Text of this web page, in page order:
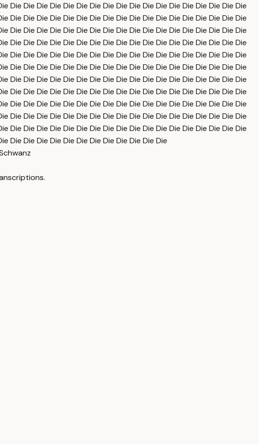
Die Die Die Die Die Die Die Die Die Die Die Die Die Die Die Die Die Die
Die Die Die Die Die Die Die Die Die Die Die Die Die Die Die Die Die Die
Die Die Die Die Die Die Die Die Die Die Die Die Die Die Die Die Die Die
Die Die Die Die Die Die Die Die Die Die Die Die Die Die Die Die Die Die
Die Die Die Die Die Die Die Die Die Die Die Die Die Die Die Die Die Die
Die Die Die Die Die Die Die Die Die Die Die Die Die Die Die Die Die Die
Die Die Die Die Die Die Die Die Die Die Die Die Die Die Die Die Die Die
Die Die Die Die Die Die Die Die Die Die Die Die Die Die Die Die Die Die
Die Die Die Die Die Die Die Die Die Die Die Die Die Die Die Die Die Die
Die Die Die Die Die Die Die Die Die Die Die Die Die Die Die Die Die Die
Die Die Die Die Die Die Die Die Die Die Die Die Die Die Die Die Die Die
Die Die Die Die Die Die Die Die Die Die Die Die